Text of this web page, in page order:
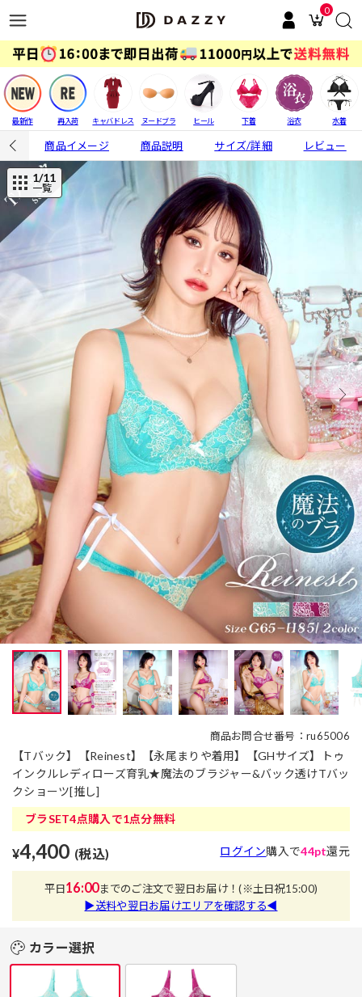
0
最新作 再入荷 キャバドレス ヌードブラ ヒール 下着 浴衣 水着
商品イメージ 商品説明 サイズ/詳細 レビュー
1/11
一覧
商品お問合せ番号：ru65006
【Tバック】【Reinest】【永尾まりや着用】【GHサイズ】トゥ
インクルレディローズ育乳★魔法のブラジャー&バック透けTバッ
クショーツ[推し]
ブラSET4点購入で1点分無料
¥4,400 (税込) ログイン購入で44pt還元
平日16:00までのご注文で翌日お届け！(※土日祝15:00)
▶送料や翌日お届けエリアを確認する◀
カラー選択